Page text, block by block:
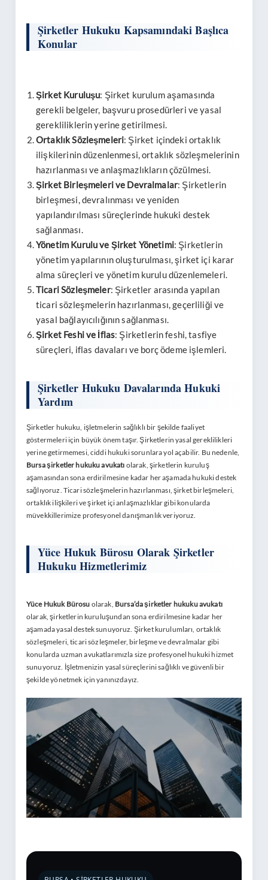
Şirketler Hukuku Kapsamındaki Başlıca
Konular
Şirket Kuruluşu: Şirket kurulum aşamasında
gerekli belgeler, başvuru prosedürleri ve yasal
gerekliliklerin yerine getirilmesi.
Ortaklık Sözleşmeleri: Şirket içindeki ortaklık
ilişkilerinin düzenlenmesi, ortaklık sözleşmelerinin
hazırlanması ve anlaşmazlıkların çözülmesi.
Şirket Birleşmeleri ve Devralmalar: Şirketlerin
birleşmesi, devralınması ve yeniden
yapılandırılması süreçlerinde hukuki destek
sağlanması.
Yönetim Kurulu ve Şirket Yönetimi: Şirketlerin
yönetim yapılarının oluşturulması, şirket içi karar
alma süreçleri ve yönetim kurulu düzenlemeleri.
Ticari Sözleşmeler: Şirketler arasında yapılan
ticari sözleşmelerin hazırlanması, geçerliliği ve
yasal bağlayıcılığının sağlanması.
Şirket Feshi ve İflas: Şirketlerin feshi, tasfiye
süreçleri, iflas davaları ve borç ödeme işlemleri.
Şirketler Hukuku Davalarında Hukuki
Yardım
Şirketler hukuku, işletmelerin sağlıklı bir şekilde faaliyet
göstermeleri için büyük önem taşır. Şirketlerin yasal gereklilikleri
yerine getirmemesi, ciddi hukuki sorunlara yol açabilir. Bu nedenle,
Bursa şirketler hukuku avukatı olarak, şirketlerin kuruluş
aşamasından sona erdirilmesine kadar her aşamada hukuki destek
sağlıyoruz. Ticari sözleşmelerin hazırlanması, şirket birleşmeleri,
ortaklık ilişkileri ve şirket içi anlaşmazlıklar gibi konularda
müvekkillerimize profesyonel danışmanlık veriyoruz.
Yüce Hukuk Bürosu Olarak Şirketler
Hukuku Hizmetlerimiz
Yüce Hukuk Bürosu olarak, Bursa’da şirketler hukuku avukatı
olarak, şirketlerin kuruluşundan sona erdirilmesine kadar her
aşamada yasal destek sunuyoruz. Şirket kurulumları, ortaklık
sözleşmeleri, ticari sözleşmeler, birleşme ve devralmalar gibi
konularda uzman avukatlarımızla size profesyonel hukuki hizmet
sunuyoruz. İşletmenizin yasal süreçlerini sağlıklı ve güvenli bir
şekilde yönetmek için yanınızdayız.